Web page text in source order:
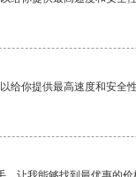
给你提供最高速度和安全